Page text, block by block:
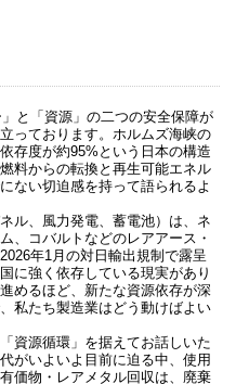
と「資源」の二つの安全保障が
っております。ホルムズ海峡の
存度が約95%という日本の構造
料からの転換と再生可能エネル
ない切迫感を持って語られるよ
ル、風力発電、蓄電池）は、ネ
、コバルトなどのレアアース・
年1月の対日輸出規制で露呈
に強く依存している現実があり
めるほど、新たな資源依存が深
私たち製造業はどう動けばよい
資源循環」を据えてお話しいた
がいよいよ目前に迫る中、使用
価物・レアメタル回収は、廃棄